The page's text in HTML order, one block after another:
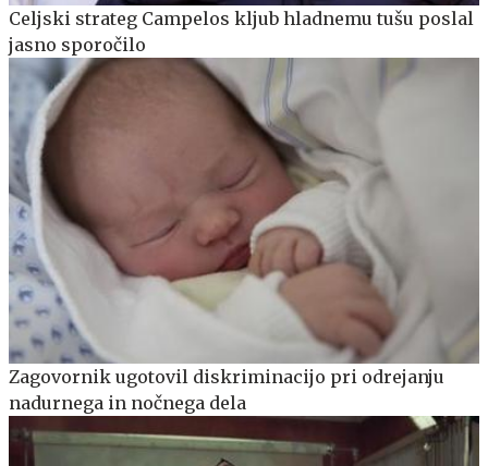
Celjski strateg Campelos kljub hladnemu tušu poslal
jasno sporočilo
Zagovornik ugotovil diskriminacijo pri odrejanju
nadurnega in nočnega dela